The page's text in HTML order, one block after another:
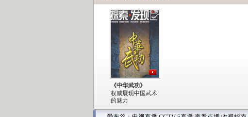
《中华武功》
权威展现中国武术
的魅力